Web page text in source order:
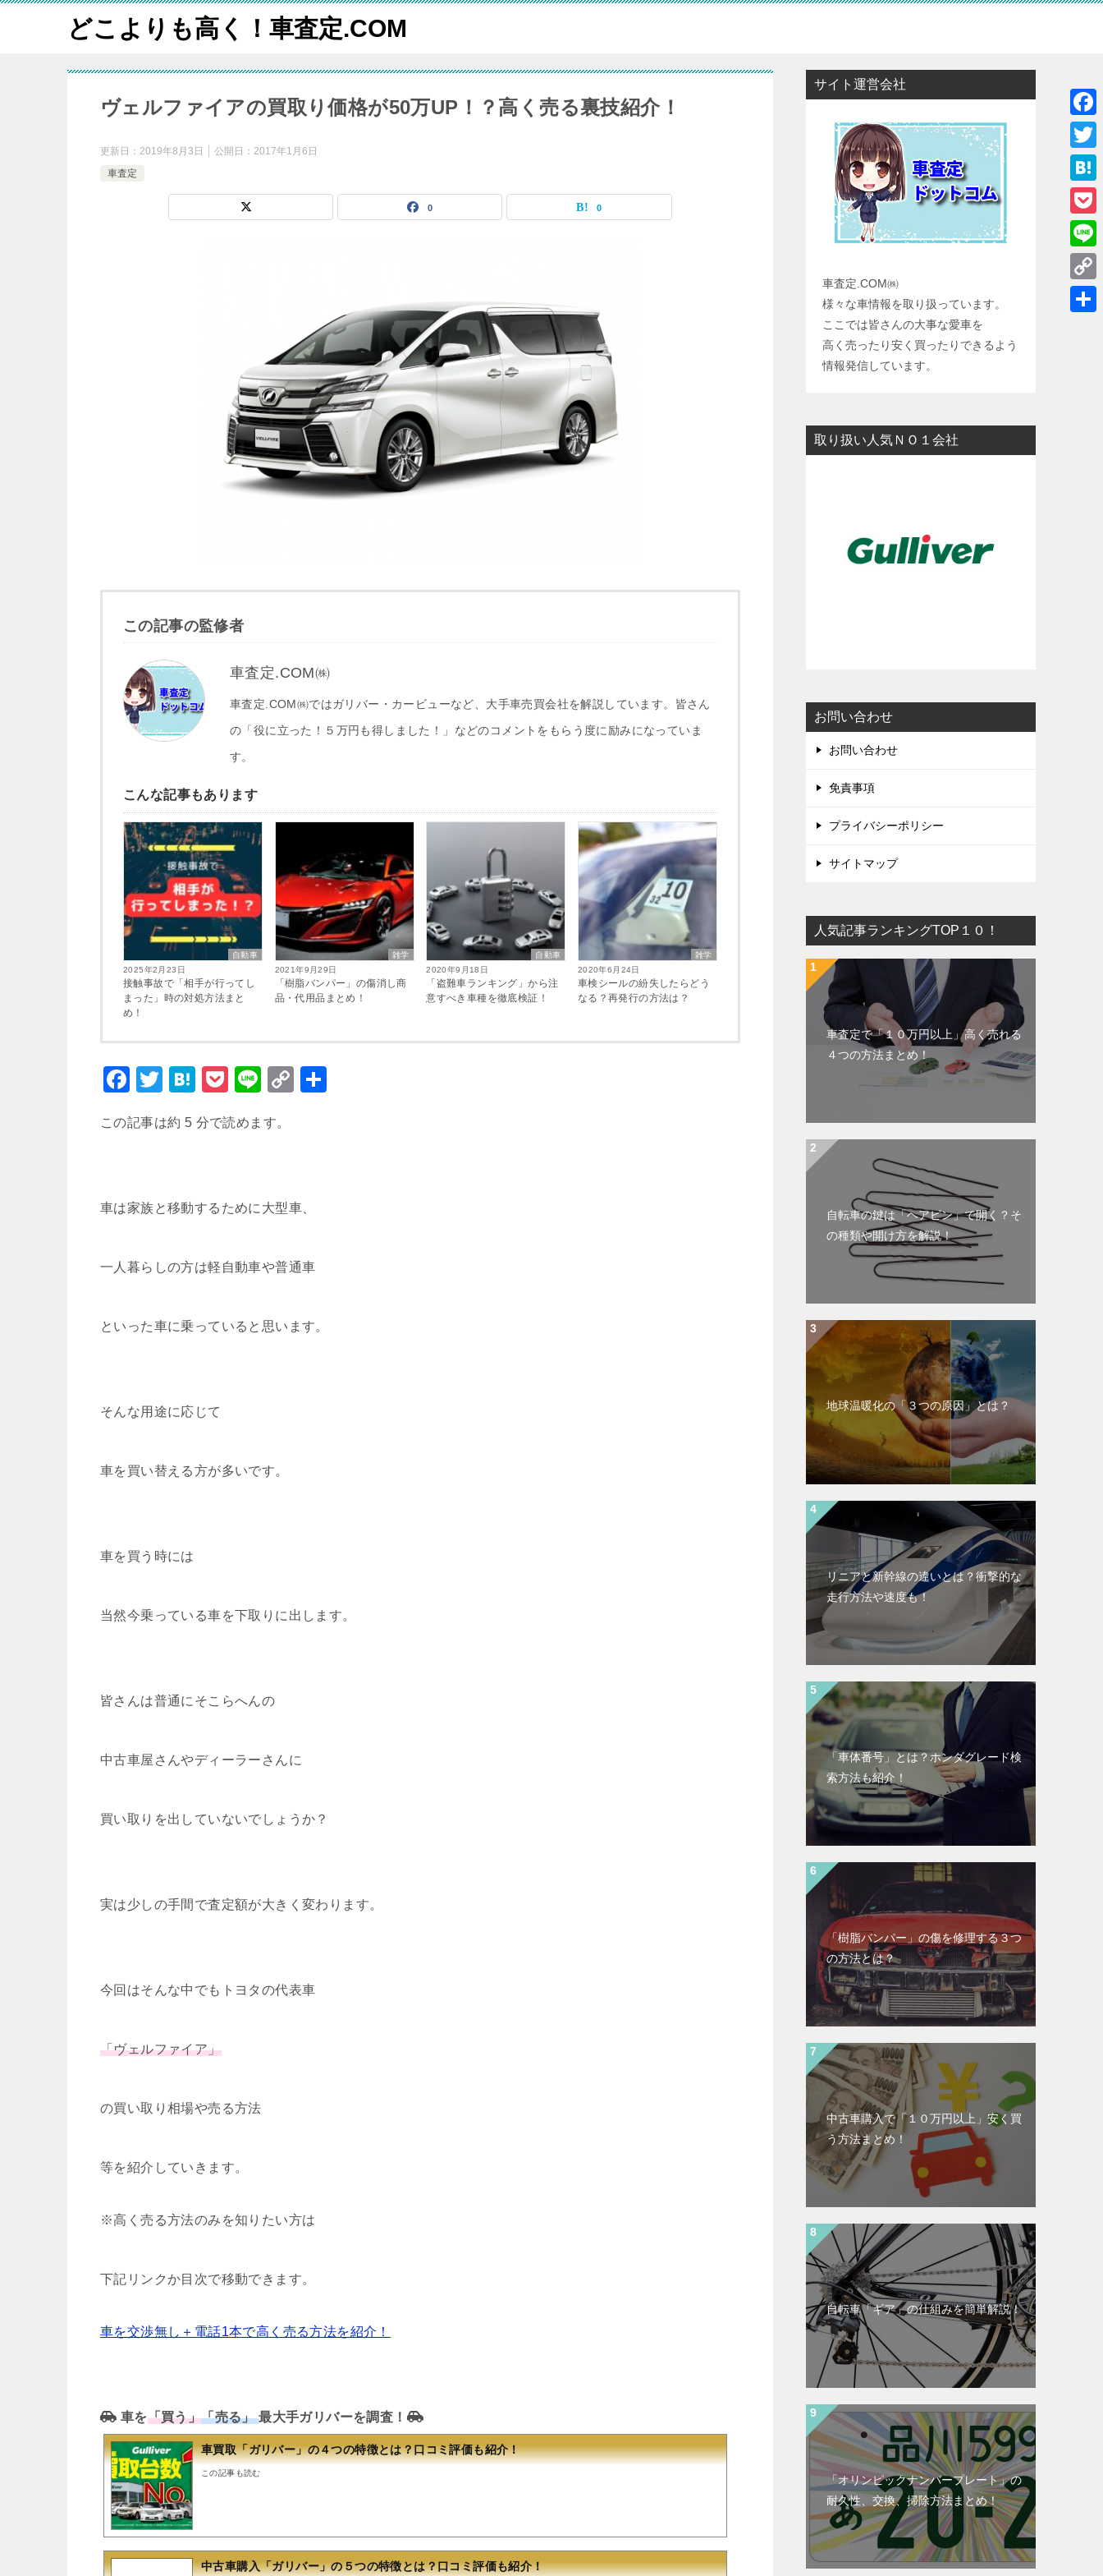
どこよりも高く！車査定.COM
ヴェルファイアの買取り価格が50万UP！？高く売る裏技紹介！
更新日： 2019年8月3日 公開日： 2017年1月6日
車査定
0 0
この記事の監修者
車査定.COM㈱
車査定.COM㈱ではガリバー・カービューなど、大手車売買会社を解説しています。皆さん
の「役に立った！５万円も得しました！」などのコメントをもらう度に励みになっていま
す。
こんな記事もあります
自動車
2025年2月23日
接触事故で「相手が行ってし
まった」時の対処方法まと
め！
雑学
2021年9月29日
「樹脂バンパー」の傷消し商
品・代用品まとめ！
自動車
2020年9月18日
「盗難車ランキング」から注
意すべき車種を徹底検証！
雑学
2020年6月24日
車検シールの紛失したらどう
なる？再発行の方法は？
F
c
o
k
T
tt
H
e
P
c
Li
e
C
n
この記事は約 5 分で読めます。
車は家族と移動するために大型車、
一人暮らしの方は軽自動車や普通車
といった車に乗っていると思います。
そんな用途に応じて
車を買い替える方が多いです。
車を買う時には
当然今乗っている車を下取りに出します。
皆さんは普通にそこらへんの
中古車屋さんやディーラーさんに
買い取りを出していないでしょうか？
実は少しの手間で査定額が大きく変わります。
今回はそんな中でもトヨタの代表車
「ヴェルファイア」
の買い取り相場や売る方法
等を紹介していきます。
※高く売る方法のみを知りたい方は
下記リンクか目次で移動できます。
車を交渉無し＋電話1本で高く売る方法を紹介！
車を「買う」「売る」最大手ガリバーを調査！
車買取「ガリバー」の４つの特徴とは？口コミ評価も紹介！
この記事も読む
中古車購入「ガリバー」の５つの特徴とは？口コミ評価も紹介！
サイト運営会社
車査定.COM㈱
様々な車情報を取り扱っています。
ここでは皆さんの大事な愛車を
高く売ったり安く買ったりできるよう
情報発信しています。
取り扱い人気ＮＯ１会社
お問い合わせ
お問い合わせ
免責事項
プライバシーポリシー
サイトマップ
人気記事ランキングTOP１０！
車査定で「１０万円以上」高く売れる
４つの方法まとめ！
自転車の鍵は「ヘアピン」で開く？そ
の種類や開け方を解説！
地球温暖化の「３つの原因」とは？
リニアと新幹線の違いとは？衝撃的な
走行方法や速度も！
「車体番号」とは？ホンダグレード検
索方法も紹介！
「樹脂バンパー」の傷を修理する３つ
の方法とは？
中古車購入で「１０万円以上」安く買
う方法まとめ！
自転車「ギア」の仕組みを簡単解説！
「オリンピックナンバープレート」の
耐久性、交換、掃除方法まとめ！
F
a
c
e
b
o
o
k
T
w
i
e
H
a
t
e
n
P
o
c
k
L
i
n
C